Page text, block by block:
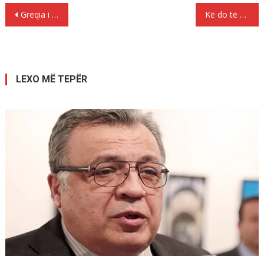
Lëvizje
Greqia i kthen Shqipërisë edhe 6.000 shqiptar…! Kë do të arrestojë Rama për hashashin?
LEXO MË TEPËR